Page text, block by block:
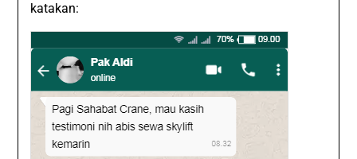
katakan: